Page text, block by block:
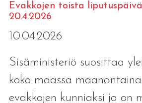
Evakkojen toista
20.4.2026
10.04.2026
Sisäministeriö suosittaa
koko maassa
evakkojen kunniaksi ja on